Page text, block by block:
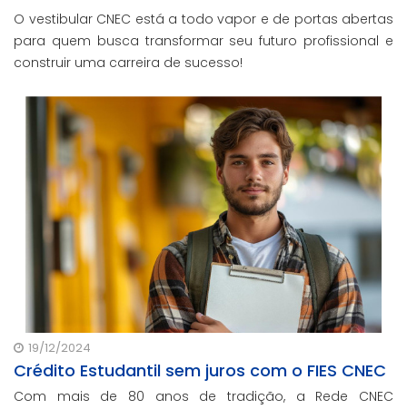
O vestibular CNEC está a todo vapor e de portas abertas
para quem busca transformar seu futuro profissional e
construir uma carreira de sucesso!
19/12/2024
Crédito Estudantil sem juros com o FIES CNEC
Com mais de 80 anos de tradição, a Rede CNEC